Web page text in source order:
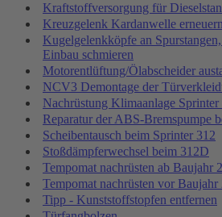
Kraftstoffversorgung für
Kreuzgelenk Kardanwelle
Kugelgelenkköpfe an
Einbau schmieren
Motorentlüftung/Ölabscheider
NCV3 Demontage der
Nachrüstung Klimaanlage
Reparatur der ABS-Bremspumpe
Scheibentausch beim Sprinter 312
Stoßdämpferwechsel beim 312D
Tempomat nachrüsten ab Baujahr
Tempomat nachrüsten vor Baujahr
Tipp - Kunststoffstopfen entfernen